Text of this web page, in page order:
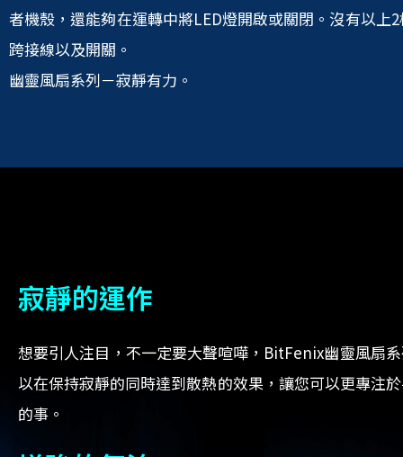
者機殼，還能夠在運轉中將LED燈開啟或關閉。沒有以上
跨接線以及開關。
幽靈風扇系列－寂靜有力。
寂靜的運作
想要引人注目，不一定要大聲喧嘩，BitFenix幽靈風扇
以在保持寂靜的同時達到散熱的效果，讓您可以更專注
的事。